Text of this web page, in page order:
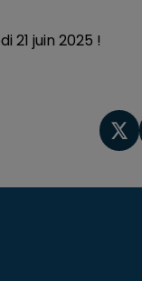
21 juin 2025 !